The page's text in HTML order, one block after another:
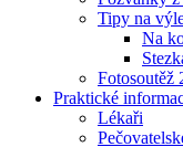
Tipy na
Na
Fotosoutěž
Praktické
Lékaři